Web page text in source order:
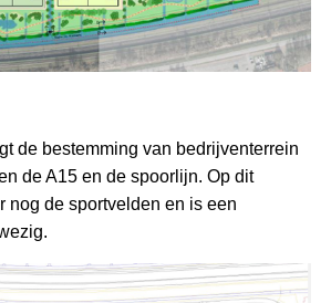
de bestemming van bedrijventerrein
de A15 en de spoorlijn. Op dit
nog de sportvelden en is een